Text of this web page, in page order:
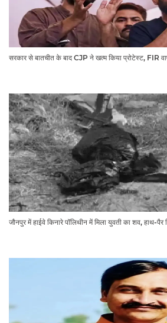
सरकार से बातचीत के बाद CJP ने खत्म किया प्रोटेस्ट, FIR
जौनपुर में हाईवे किनारे पॉलिथीन में मिला युवती का शव, हाथ-